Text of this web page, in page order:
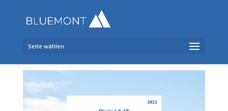
Seite wählen